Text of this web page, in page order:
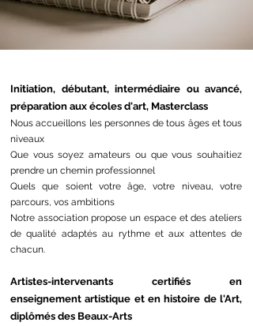
Initiation, débutant, intermédiaire ou avancé,
préparation aux écoles d'art, Masterclass
Nous accueillons les personnes de tous âges et tous
niveaux
Que vous soyez amateurs ou que vous souhaitiez
prendre un chemin professionnel
Quels que soient votre âge, votre niveau, votre
parcours, vos ambitions
Notre association propose un espace et des ateliers
de qualité adaptés au rythme et aux attentes de
chacun.
Artistes-intervenants certifiés en
enseignement artistique et en histoire de l'Art,
diplômés des Beaux-Arts